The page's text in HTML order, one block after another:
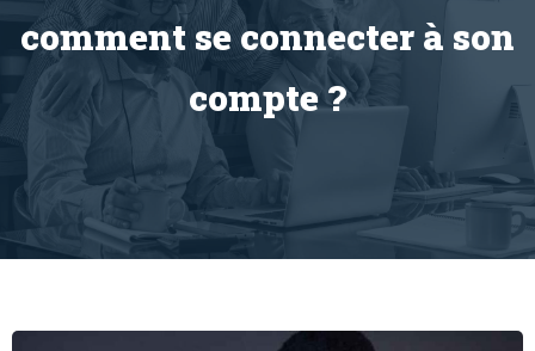
comment se connecter à son
compte ?